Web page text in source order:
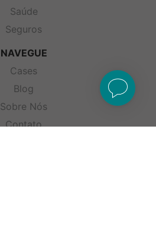
Saúde
Seguros
NAVEGUE
Cases
Blog
Sobre Nós
Contato